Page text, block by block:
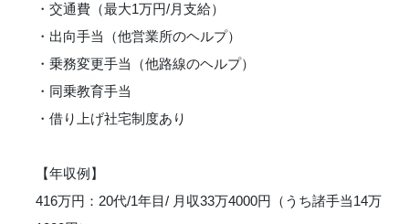
・交通費（最大1万円/月支給）
・出向手当（他営業所のヘルプ）
・乗務変更手当（他路線のヘルプ）
・同乗教育手当
・借り上げ社宅制度あり
【年収例】
416万円：20代/1年目/ 月収33万4000円（うち諸手当14万